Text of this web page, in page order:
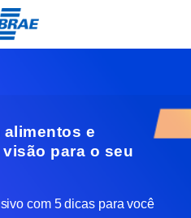
e
para o seu
com 5 dicas para você